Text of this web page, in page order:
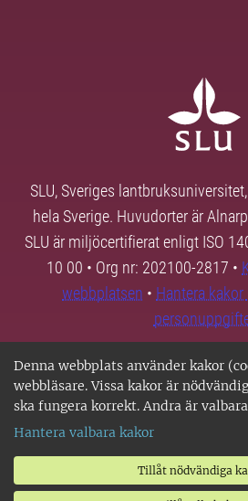
Denna webbplats använder kakor
webbläsare. Vissa kakor är
ska fungera korrekt. Andra är
Hantera valbara kakor
Tillåt nödvändiga
SLU, Sveriges
hela Sverige. Huvudorter är
SLU är miljöcertifierat enligt ISO
10 00 • Org nr: 202100-2817 •
webbplatsen • Hantera kakor